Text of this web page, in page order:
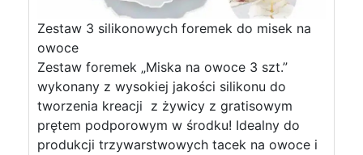
Zestaw 3 silikonowych foremek do misek na
owoce
Zestaw foremek „Miska na owoce 3 szt.”
wykonany z wysokiej jakości silikonu do
tworzenia kreacji z żywicy z gratisowym
prętem podporowym w środku! Idealny do
produkcji trzywarstwowych tacek na owoce i